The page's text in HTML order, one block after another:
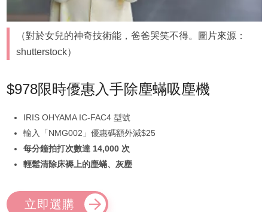
（對於女兒的神奇技術能，爸爸哭笑不得。圖片來源：
shutterstock）
$978限時優惠入手除塵蟎吸塵機
IRIS OHYAMA IC-FAC4 型號
輸入「NMG002」優惠碼額外減$25
每分鐘拍打次數達 14,000 次
輕鬆清除床褥上的塵蟎、灰塵
立即選購